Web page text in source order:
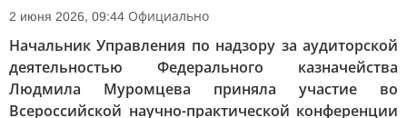
2 июня 2026, 09:44 Официально
Начальник Управления по надзору за аудиторской
деятельностью Федерального казначейства
Людмила Муромцева приняла участие во
Всероссийской научно-практической конференции